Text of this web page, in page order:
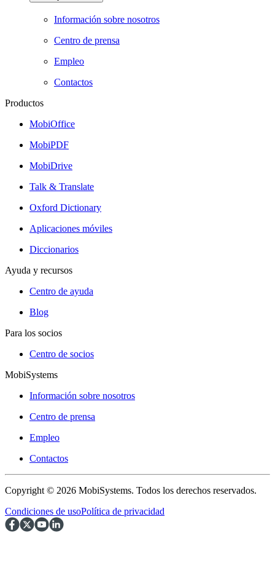
Información sobre nosotros
Centro de prensa
Empleo
Contactos
Productos
MobiOffice
MobiPDF
MobiDrive
Talk & Translate
Oxford Dictionary
Aplicaciones móviles
Diccionarios
Ayuda y recursos
Centro de ayuda
Blog
Para los socios
Centro de socios
MobiSystems
Información sobre nosotros
Centro de prensa
Empleo
Contactos
Copyright © 2026 MobiSystems. Todos los derechos reservados.
Condiciones de usoPolítica de privacidad